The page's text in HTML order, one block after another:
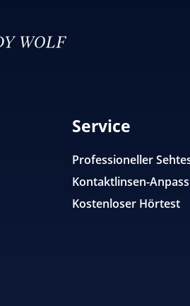
Service
Professioneller
Kontaktlinsen-
Kostenloser Hörtest